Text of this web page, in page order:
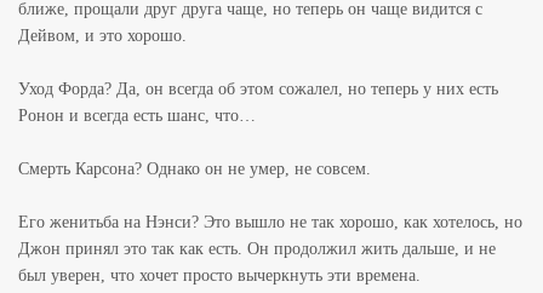
ближе, прощали друг друга чаще, но теперь он чаще видится с
Дейвом, и это хорошо.
Уход Форда? Да, он всегда об этом сожалел, но теперь у них есть
Ронон и всегда есть шанс, что…
Смерть Карсона? Однако он не умер, не совсем.
Его женитьба на Нэнси? Это вышло не так хорошо, как хотелось, но
Джон принял это так как есть. Он продолжил жить дальше, и не
был уверен, что хочет просто вычеркнуть эти времена.